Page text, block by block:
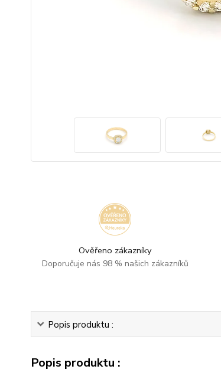
Ověřeno zákazníky
Doporučuje nás 98 % našich zákazníků
Popis produktu :
Popis produktu :